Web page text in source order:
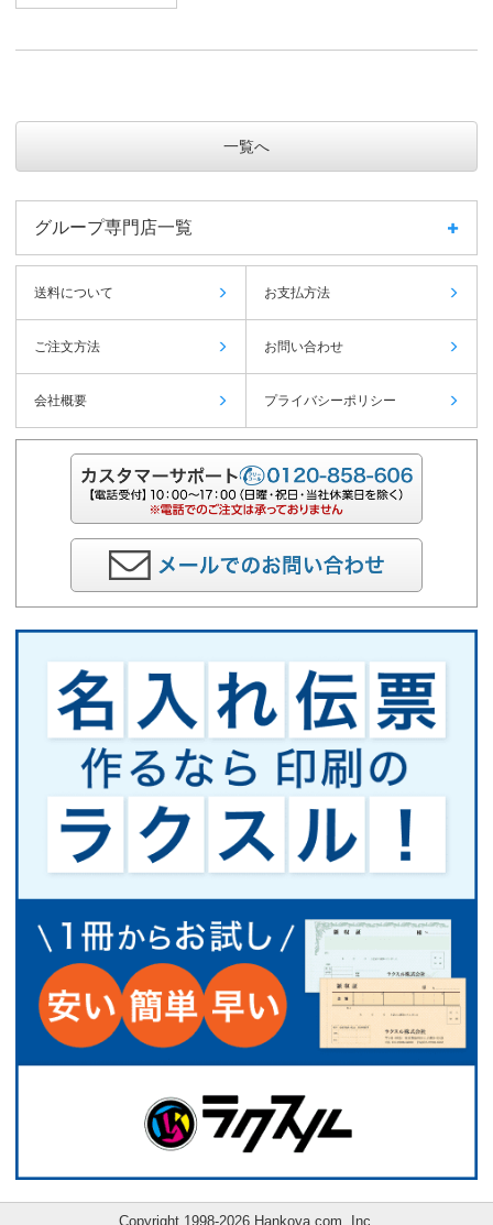
一覧へ
グループ専門店一覧
送料について お支払方法
ご注文方法 お問い合わせ
会社概要 プライバシーポリシー
Copyright 1998-2026 Hankoya.com, Inc.